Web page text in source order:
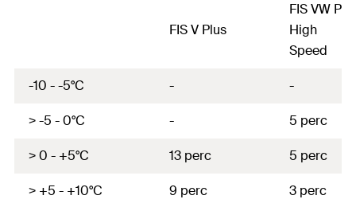
FIS V Plus
FIS VW
High
Speed
-10 - -5°C - -
> -5 - 0°C - 5 perc
> 0 - +5°C 13 perc 5 perc
> +5 - +10°C 9 perc 3 perc